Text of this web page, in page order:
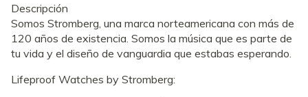
Descripción
Somos Stromberg, una marca norteamericana con más de
120 años de existencia. Somos la música que es parte de
tu vida y el diseño de vanguardia que estabas esperando.
Lifeproof Watches by Stromberg: